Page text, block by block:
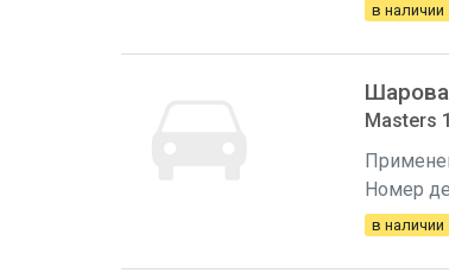
в наличии
Masters
Номер
в наличии